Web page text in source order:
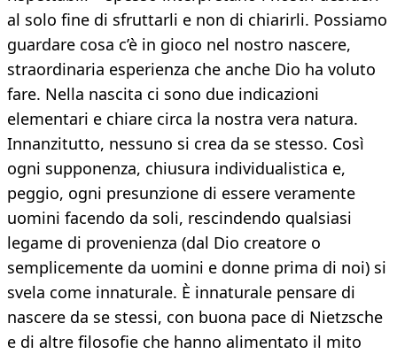
al solo fine di sfruttarli e non di chiarirli. Possiamo
guardare cosa c’è in gioco nel nostro nascere,
straordinaria esperienza che anche Dio ha voluto
fare. Nella nascita ci sono due indicazioni
elementari e chiare circa la nostra vera natura.
Innanzitutto, nessuno si crea da se stesso. Così
ogni supponenza, chiusura individualistica e,
peggio, ogni presunzione di essere veramente
uomini facendo da soli, rescindendo qualsiasi
legame di provenienza (dal Dio creatore o
semplicemente da uomini e donne prima di noi) si
svela come innaturale. È innaturale pensare di
nascere da se stessi, con buona pace di Nietzsche
e di altre filosofie che hanno alimentato il mito